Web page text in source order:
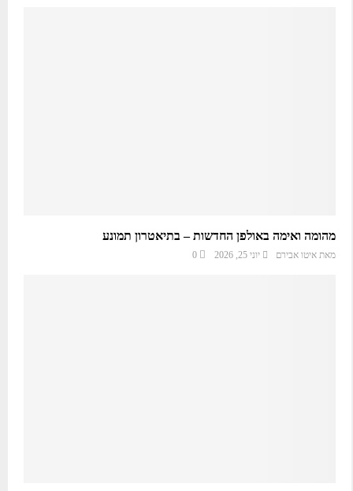
מהומה ואימה באולפן החדשות – בתיאטרון תמונע
מאת איטו אבירם יוני 25, 2026 0